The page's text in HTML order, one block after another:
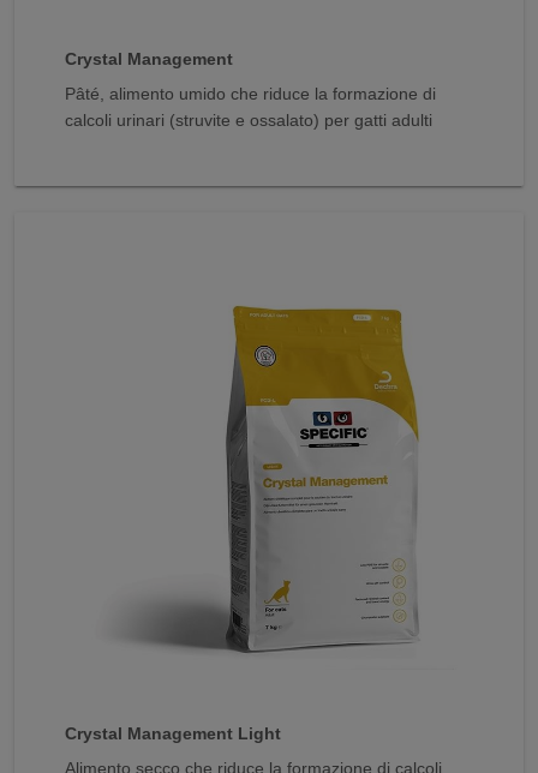
Crystal Management
Pâté, alimento umido che riduce la formazione di
calcoli urinari (struvite e ossalato) per gatti adulti
Crystal Management Light
Alimento secco che riduce la formazione di calcoli